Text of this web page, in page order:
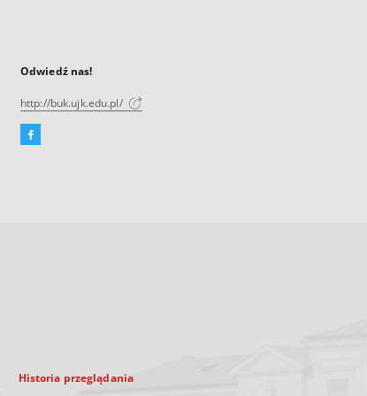
Odwiedź nas!
http://buk.ujk.edu.pl/
Facebook
Historia przeglądania